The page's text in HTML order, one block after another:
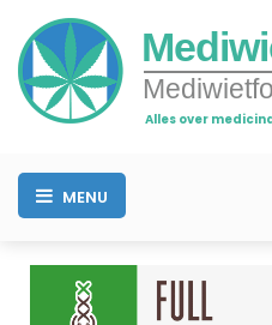
Alles over
MENU